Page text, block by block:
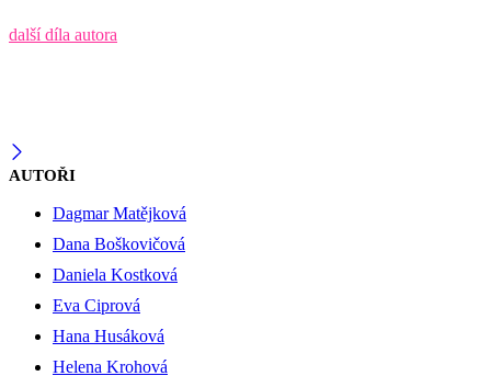
další díla autora
AUTOŘI
Dagmar Matějková
Dana Boškovičová
Daniela Kostková
Eva Ciprová
Hana Husáková
Helena Krohová